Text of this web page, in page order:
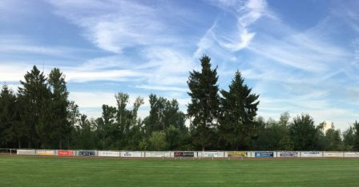
Zu
Inhalten
springen